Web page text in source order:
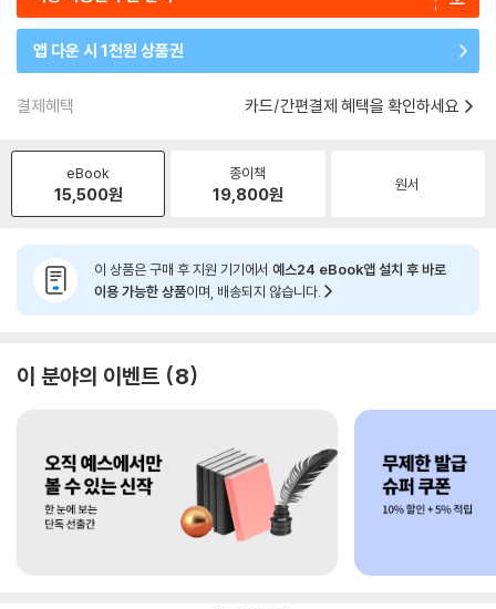
앱 다운 시 1천원 상품권
결제혜택 카드/간편결제 혜택을 확인하세요
eBook
15,500원
종이책
19,800원 원서
이 상품은 구매 후 지원 기기에서 예스24 eBook앱 설치 후 바로
이용 가능한 상품이며, 배송되지 않습니다.
이 분야의 이벤트 8